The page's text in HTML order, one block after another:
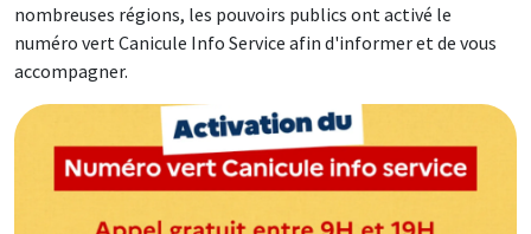
nombreuses régions, les pouvoirs publics ont activé le
numéro vert Canicule Info Service afin d'informer et de vous
accompagner.
Image